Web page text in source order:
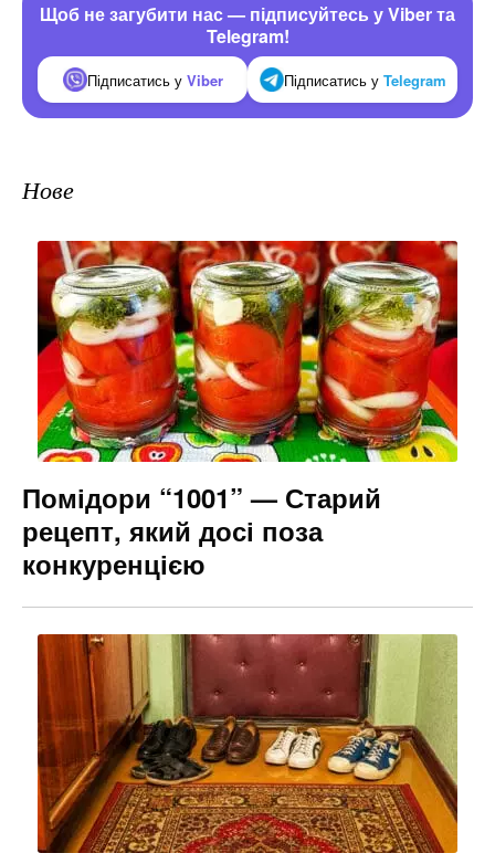
Щоб не загубити нас — підписуйтесь у Viber та
Telegram!
Підписатись у Viber Підписатись у Telegram
Нове
Помідори “1001” — Старий
рецепт, який досі поза
конкуренцією